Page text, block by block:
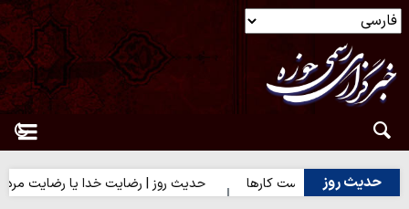
حدیث روز
| آغاز درست کارها حدیث روز | رضایت خدا یا رضایت مردم؟